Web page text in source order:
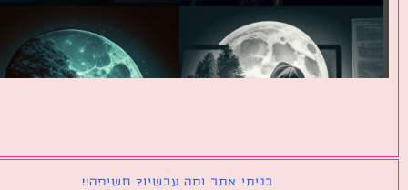
בניתי אתר ומה עכשיו? חשיפה!!